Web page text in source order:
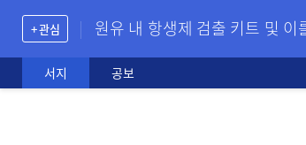
+ 관심 원유 내 항생제 검출 키트 및
서지 공보